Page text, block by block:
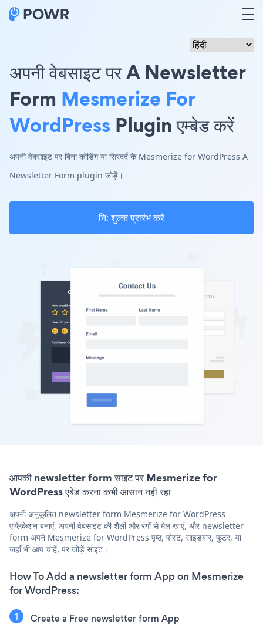
अपनी वेबसाइट पर A Newsletter
Form Mesmerize For
WordPress Plugin एम्बेड करें
अपनी वेबसाइट पर बिना कोडिंग या सिरदर्द के Mesmerize for WordPress A
Newsletter Form plugin जोड़ें।
नि: शुल्क प्रारंभ करें
आपकी newsletter form साइट पर Mesmerize for
WordPress एंबेड करना कभी आसान नहीं रहा
अपनी अनुकूलित newsletter form Mesmerize for WordPress
एप्लिकेशन बनाएं, अपनी वेबसाइट की शैली और रंगों से मेल खाएं, और newsletter
form अपने Mesmerize for WordPress पृष्ठ, पोस्ट, साइडबार, फुटर, या
जहाँ भी आप चाहें, पर जोड़ें साइट।
How To Add a newsletter form App on Mesmerize
for WordPress:
Create a Free newsletter form App